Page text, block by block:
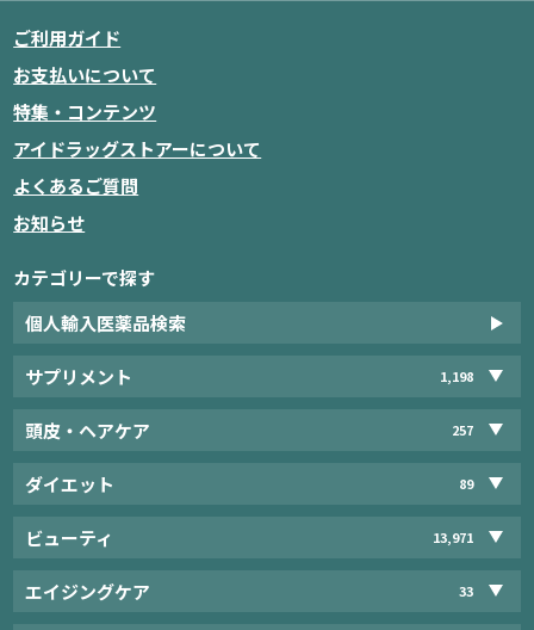
ご利用ガイド
お支払いについて
特集・コンテンツ
アイドラッグストアーについて
よくあるご質問
お知らせ
カテゴリーで探す
個人輸入医薬品検索
サプリメント 1,198
頭皮・ヘアケア 257
ダイエット 89
ビューティ 13,971
エイジングケア 33